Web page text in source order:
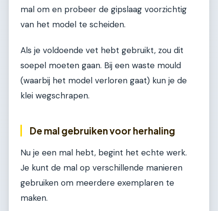
mal om en probeer de gipslaag voorzichtig
van het model te scheiden.
Als je voldoende vet hebt gebruikt, zou dit
soepel moeten gaan. Bij een waste mould
(waarbij het model verloren gaat) kun je de
klei wegschrapen.
De mal gebruiken voor herhaling
Nu je een mal hebt, begint het echte werk.
Je kunt de mal op verschillende manieren
gebruiken om meerdere exemplaren te
maken.